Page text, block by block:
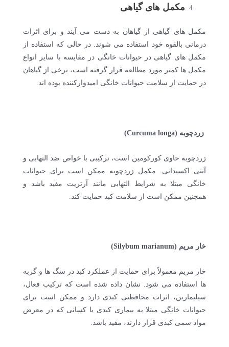
مکمل های گیاهی
مکمل های گیاهی از گیاهان به دست می آیند و برای اثرات
درمانی بالقوه خود استفاده می شوند. در حالی که استفاده از
مکمل های گیاهی در حیوانات خانگی در مقایسه با سایر انواع
مکمل ها کمتر مورد مطالعه قرار گرفته است، برخی از گیاهان
در حمایت از سلامت حیوانات خانگی امیدوارکننده بوده اند.
زردچوبه (Curcuma longa)
زردچوبه حاوی کورکومین است، ترکیبی با خواص ضد التهابی و
آنتی اکسیدانی. مکمل زردچوبه ممکن است برای حیوانات
خانگی مبتلا به شرایط التهابی مانند آرتریت مفید باشد و
همچنین ممکن است از سلامت کبد حمایت کند.
خار مریم (Silybum marianum)
خار مریم معمولاً برای حمایت از عملکرد کبد در سگ ها و گربه
ها استفاده می شود. نشان داده شده است که ترکیب فعال،
سیلیمارین، اثرات محافظتی کبدی دارد و ممکن است برای
حیوانات خانگی مبتلا به بیماری کبدی یا کسانی که در معرض
مواد سمی کبدی قرار دارند، مفید باشد.